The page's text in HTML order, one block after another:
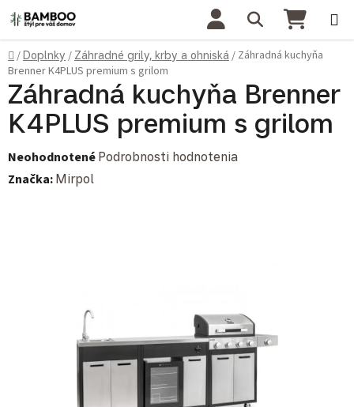
Prejsť na obsah Hľadať
Domov
/Doplnky / Záhradné grily, krby a ohniská / Záhradná kuchyňa
Brenner K4PLUS premium s grilom
Záhradná kuchyňa Brenner
K4PLUS premium s grilom
Priemerné hodnotenie produktu je 0,0 z 5 hviezdičiek.
Neohodnotené Podrobnosti hodnotenia
Značka: Mirpol